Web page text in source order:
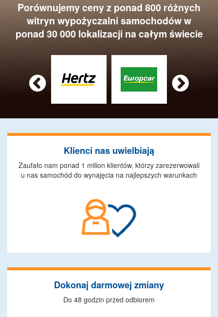
Porównujemy ceny z ponad 800 różnych
witryn wypożyczalni samochodów w
ponad 30 000 lokalizacji na całym świecie
 
Klienci nas uwielbiają
Zaufało nam ponad 1 milion klientów, którzy zarezerwowali
u nas samochód do wynajęcia na najlepszych warunkach
Dokonaj darmowej zmiany
Do 48 godzin przed odbiorem